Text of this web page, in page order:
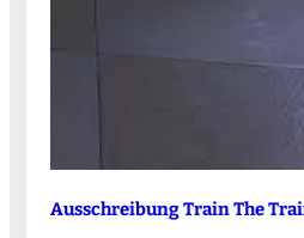
Ausschreibung Train The